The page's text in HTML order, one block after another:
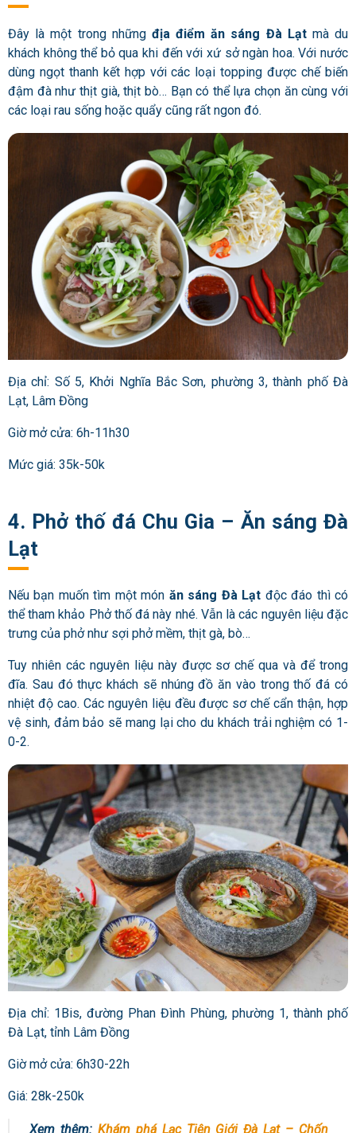
Đây là một trong những địa điểm ăn sáng Đà Lạtmà du
khách không thể bỏ qua khi đến với xứ sở ngàn hoa. Với nước
dùng ngọt thanh kết hợp với các loại topping được chế biến
đậm đà như thịt già, thịt bò… Bạn có thể lựa chọn ăn cùng với
các loại rau sống hoặc quẩy cũng rất ngon đó.
Địa chỉ: Số 5, Khởi Nghĩa Bắc Sơn, phường 3, thành phố Đà
Lạt, Lâm Đồng
Giờ mở cửa: 6h-11h30
Mức giá: 35k-50k
4. Phở thố đá Chu Gia – Ăn sáng Đà
Lạt
Nếu bạn muốn tìm một món ăn sáng Đà Lạt độc đáo thì có
thể tham khảo Phở thố đá này nhé. Vẫn là các nguyên liệu đặc
trưng của phở như sợi phở mềm, thịt gà, bò…
Tuy nhiên các nguyên liệu này được sơ chế qua và để trong
đĩa. Sau đó thực khách sẽ nhúng đồ ăn vào trong thố đá có
nhiệt độ cao. Các nguyên liệu đều được sơ chế cẩn thận, hợp
vệ sinh, đảm bảo sẽ mang lại cho du khách trải nghiệm có 1-
0-2.
Địa chỉ: 1Bis, đường Phan Đình Phùng, phường 1, thành phố
Đà Lạt, tỉnh Lâm Đồng
Giờ mở cửa: 6h30-22h
Giá: 28k-250k
Xem thêm: Khám phá Lạc Tiên Giới Đà Lạt – Chốn